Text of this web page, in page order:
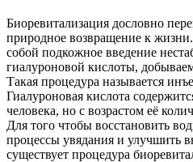
Биоревитализация дословно
природное возвращение к
собой подкожное введение
гиалуроновой кислоты,
Такая процедура называется
Гиалуроновая кислота
человека, но с возрастом её
Для того чтобы восстановить
процессы увядания и улучшить
существует процедура